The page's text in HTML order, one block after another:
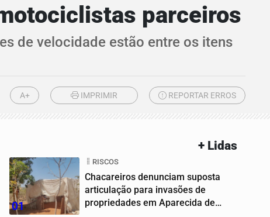
parceiros
de velocidade estão entre os itens
A+ IMPRIMIR REPORTAR ERROS
+ Lidas
01
RISCOS
Chacareiros denunciam suposta
articulação para invasões de
propriedades em Aparecida de